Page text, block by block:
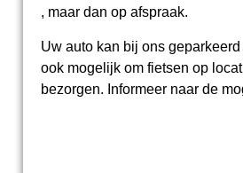
, maar dan op afspraak.
Uw auto kan bij ons
ook mogelijk om fietsen op
bezorgen. Informeer naar de